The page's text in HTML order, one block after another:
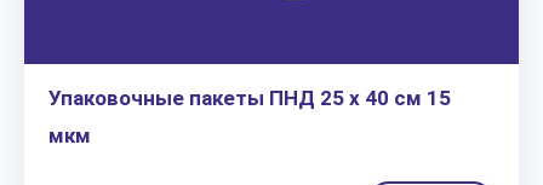
Упаковочные пакеты ПНД 25 х 40 см 15
мкм